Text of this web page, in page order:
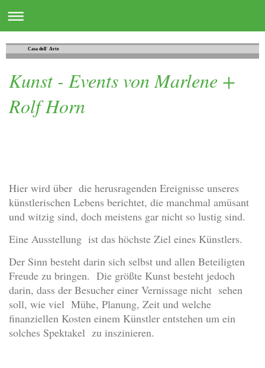
Casa dell´ Arte
Kunst - Events von Marlene +
Rolf Horn
Hier wird über die herusragenden Ereignisse unseres
künstlerischen Lebens berichtet, die manchmal amüsant
und witzig sind, doch meistens gar nicht so lustig sind.
Eine Ausstellung ist das höchste Ziel eines Künstlers.
Der Sinn besteht darin sich selbst und allen Beteiligten
Freude zu bringen. Die größte Kunst besteht jedoch
darin, dass der Besucher einer Vernissage nicht sehen
soll, wie viel Mühe, Planung, Zeit und welche
finanziellen Kosten einem Künstler entstehen um ein
solches Spektakel zu inszinieren.